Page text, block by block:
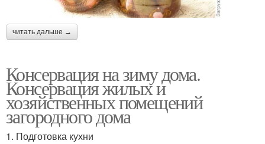
читать дальше →
Консервация на зиму дома.
Консервация жилых и
хозяйственных помещений
загородного дома
1. Подготовка кухни